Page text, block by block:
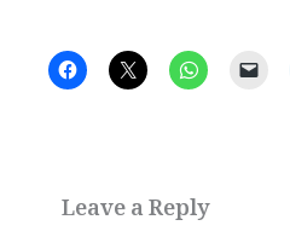
Leave a Reply